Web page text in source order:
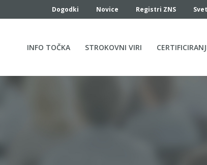
Dogodki Novice Registri ZNS
INFO TOČKA STROKOVNI VIRI